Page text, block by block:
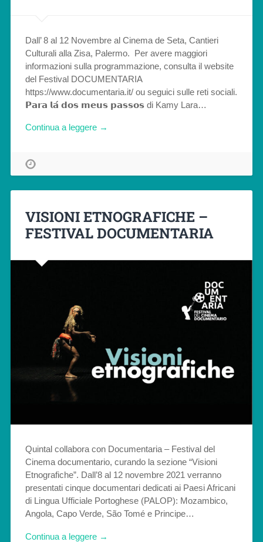
Dall’ 8 al 12 Novembre al Cinema de Seta, Cantieri
Culturali alla Zisa, Palermo. Per avere maggiori
informazioni sulla programmazione, consulta il website
del Festival DOCUMENTARIA
https://www.documentaria.it/ ou seguici sulle reti sociali.
𝗣𝗮𝗿𝗮 𝗹𝗮́ 𝗱𝗼𝘀 𝗺𝗲𝘂𝘀 𝗽𝗮𝘀𝘀𝗼𝘀 di Kamy Lara…
Continua a leggere →
VISIONI ETNOGRAFICHE –
FESTIVAL DOCUMENTARIA
Quintal collabora con Documentaria – Festival del
Cinema documentario, curando la sezione “Visioni
Etnografiche”. Dall’8 al 12 novembre 2021 verranno
presentati cinque documentari dedicati ai Paesi Africani
di Lingua Ufficiale Portoghese (PALOP): Mozambico,
Angola, Capo Verde, São Tomé e Principe…
Continua a leggere →